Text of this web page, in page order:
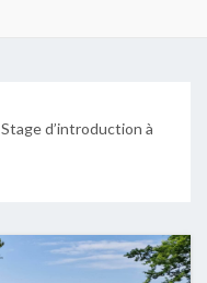
Stage d’introduction à